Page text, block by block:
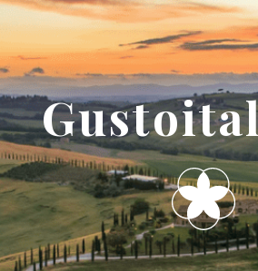
MOKA
CIALDE /
CAPSULE
Compatibili
Cialde ø 44mm